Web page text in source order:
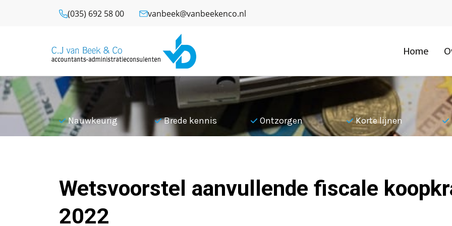
(035) 692 58 00 vanbeek@vanbeekenco.nl
Home
Nauwkeurig Brede kennis Ontzorgen Korte lijnen
Wetsvoorstel aanvullende fiscale
2022